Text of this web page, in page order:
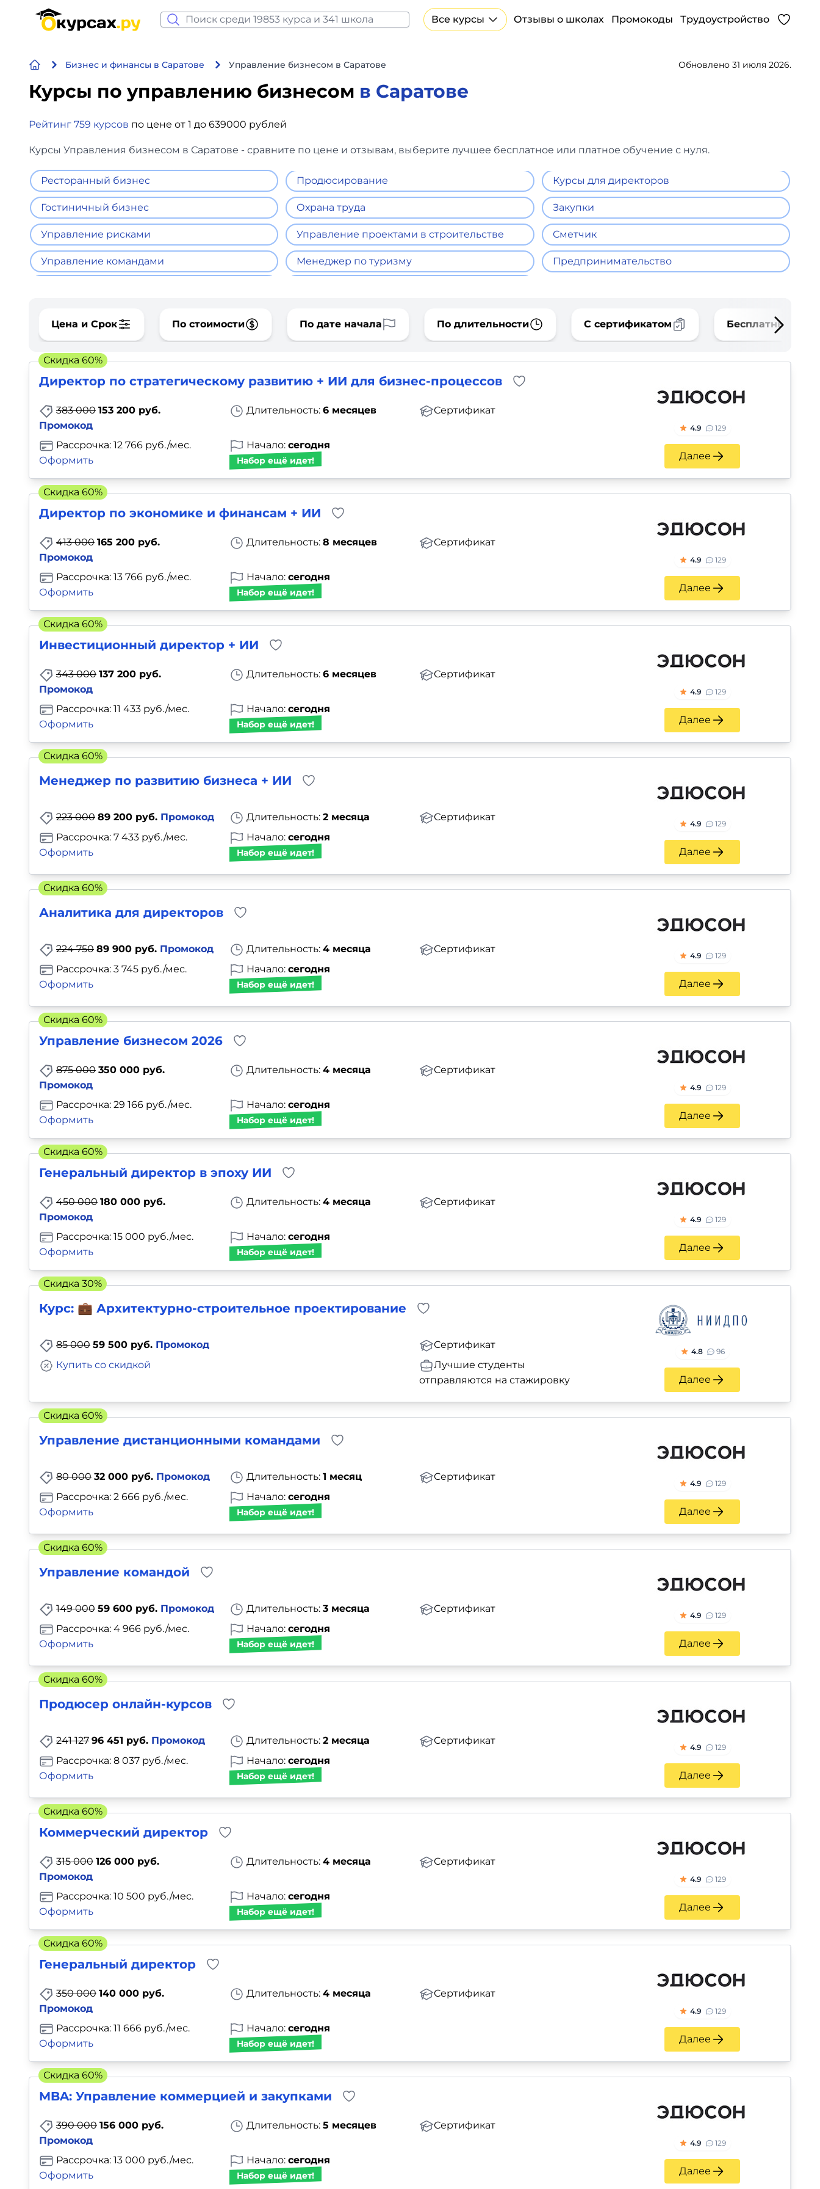
Все курсы Отзывы о школах Промокоды Трудоустройство
Бизнес и финансы в Саратове Управление бизнесом в Саратове Обновлено 31 июля 2026.
Курсы по управлению бизнесом в Саратове
Рейтинг 759 курсов по цене от 1 до 639000 рублей
Курсы Управления бизнесом в Саратове - сравните по цене и отзывам, выберите лучшее бесплатное или платное обучение с нуля.
Ресторанный бизнес
Гостиничный бизнес
Управление рисками
Управление командами
Продюсирование
Охрана труда
Управление проектами в строительстве
Менеджер по туризму
Курсы для директоров
Закупки
Сметчик
Предпринимательство
Цена и Срок По стоимости По дате начала По длительности С сертификатом Бесплатные
Директор по стратегическому развитию + ИИ для бизнес-процессов
383 000 153 200 руб.
Промокод
Длительность: 6 месяцев Сертификат
Рассрочка: 12 766 руб./мес.
Оформить
Начало: сегодня
Набор ещё идет!
4.9 129
Далее
Скидка 60%
Директор по экономике и финансам + ИИ
413 000 165 200 руб.
Промокод
Длительность: 8 месяцев Сертификат
Рассрочка: 13 766 руб./мес.
Оформить
Начало: сегодня
Набор ещё идет!
4.9 129
Далее
Скидка 60%
Инвестиционный директор + ИИ
343 000 137 200 руб.
Промокод
Длительность: 6 месяцев Сертификат
Рассрочка: 11 433 руб./мес.
Оформить
Начало: сегодня
Набор ещё идет!
4.9 129
Далее
Скидка 60%
Менеджер по развитию бизнеса + ИИ
223 000 89 200 руб. Промокод Длительность: 2 месяца
Сертификат
Рассрочка: 7 433 руб./мес.
Оформить
Начало: сегодня
Набор ещё идет!
4.9 129
Далее
Скидка 60%
Аналитика для директоров
224 750 89 900 руб. Промокод Длительность: 4 месяца
Сертификат
Рассрочка: 3 745 руб./мес.
Оформить
Начало: сегодня
Набор ещё идет!
4.9 129
Далее
Скидка 60%
Управление бизнесом 2026
875 000 350 000 руб.
Промокод
Длительность: 4 месяца Сертификат
Рассрочка: 29 166 руб./мес.
Оформить
Начало: сегодня
Набор ещё идет!
4.9 129
Далее
Скидка 60%
Генеральный директор в эпоху ИИ
450 000 180 000 руб.
Промокод
Длительность: 4 месяца Сертификат
Рассрочка: 15 000 руб./мес.
Оформить
Начало: сегодня
Набор ещё идет!
4.9 129
Далее
Скидка 60%
Курс: 💼 Архитектурно-строительное проектирование
85 000 59 500 руб. Промокод
Сертификат
Купить со скидкой
Лучшие студенты
отправляются на стажировку
4.8 96
Далее
Скидка 30%
Управление дистанционными командами
80 000 32 000 руб. Промокод Длительность: 1 месяц
Сертификат
Рассрочка: 2 666 руб./мес.
Оформить
Начало: сегодня
Набор ещё идет!
4.9 129
Далее
Скидка 60%
Управление командой
149 000 59 600 руб. Промокод Длительность: 3 месяца
Сертификат
Рассрочка: 4 966 руб./мес.
Оформить
Начало: сегодня
Набор ещё идет!
4.9 129
Далее
Скидка 60%
Продюсер онлайн-курсов
241 127 96 451 руб. Промокод Длительность: 2 месяца
Сертификат
Рассрочка: 8 037 руб./мес.
Оформить
Начало: сегодня
Набор ещё идет!
4.9 129
Далее
Скидка 60%
Коммерческий директор
315 000 126 000 руб.
Промокод
Длительность: 4 месяца Сертификат
Рассрочка: 10 500 руб./мес.
Оформить
Начало: сегодня
Набор ещё идет!
4.9 129
Далее
Скидка 60%
Генеральный директор
350 000 140 000 руб.
Промокод
Длительность: 4 месяца Сертификат
Рассрочка: 11 666 руб./мес.
Оформить
Начало: сегодня
Набор ещё идет!
4.9 129
Далее
Скидка 60%
MBA: Управление коммерцией и закупками
390 000 156 000 руб.
Промокод
Длительность: 5 месяцев Сертификат
Рассрочка: 13 000 руб./мес.
Оформить
Начало: сегодня
Набор ещё идет!
4.9 129
Далее
Скидка 60%
Программирование
Бизнес и финансы
Дизайн
Аналитика
Видео, фото, аудио
Маркетинг
Иностранный язык
Красота, здоровье, фитнес
Психология и саморазвитие
Прочее
Репетиторы
Тесты на профориентацию
Курсы по нейросетям
Бесплатно